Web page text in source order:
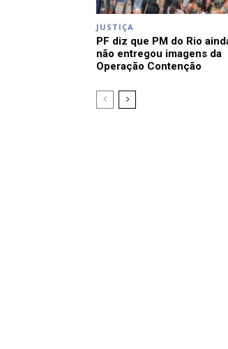
JUSTIÇA
PF diz que PM do Rio
não entregou imagens da
Operação Contenção